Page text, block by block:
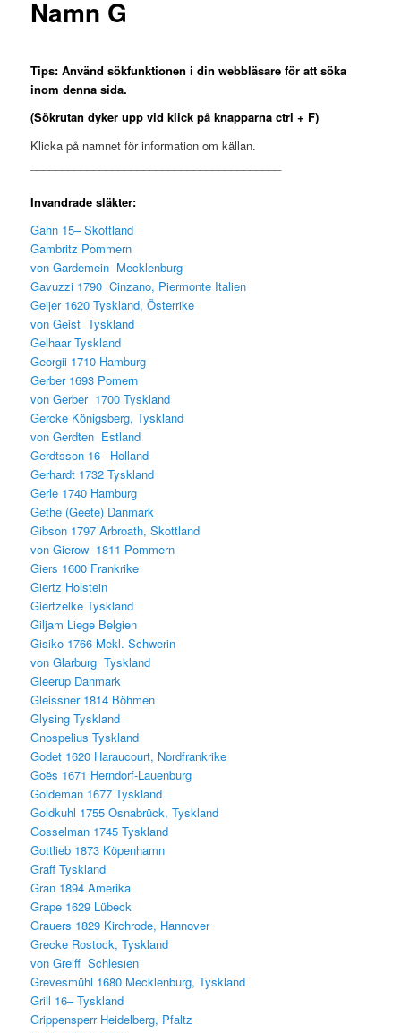
Namn G
Tips: Använd sökfunktionen i din webbläsare för att söka
inomdenna sida.
(Sökrutan dyker upp vid klick på knapparna ctrl + F)
Klicka på namnet för information om källan.
Invandrade släkter:
Gahn 15– Skottland
Gambritz Pommern
von Gardemein Mecklenburg
Gavuzzi 1790 Cinzano, Piermonte Italien
Geijer 1620 Tyskland, Österrike
von Geist Tyskland
Gelhaar Tyskland
Georgii 1710 Hamburg
Gerber 1693 Pomern
von Gerber 1700 Tyskland
Gercke Königsberg, Tyskland
von Gerdten Estland
Gerdtsson 16– Holland
Gerhardt 1732 Tyskland
Gerle 1740 Hamburg
Gethe (Geete) Danmark
Gibson 1797 Arbroath, Skottland
von Gierow 1811 Pommern
Giers 1600 Frankrike
Giertz Holstein
Giertzelke Tyskland
Giljam Liege Belgien
Gisiko 1766 Mekl. Schwerin
von Glarburg Tyskland
Gleerup Danmark
Gleissner 1814 Böhmen
Glysing Tyskland
Gnospelius Tyskland
Godet 1620 Haraucourt, Nordfrankrike
Goës 1671 Herndorf-Lauenburg
Goldeman 1677 Tyskland
Goldkuhl 1755 Osnabrück, Tyskland
Gosselman 1745 Tyskland
Gottlieb 1873 Köpenhamn
Graff Tyskland
Gran 1894 Amerika
Grape 1629 Lübeck
Grauers 1829 Kirchrode, Hannover
Grecke Rostock, Tyskland
von Greiff Schlesien
Grevesmühl 1680 Mecklenburg, Tyskland
Grill 16– Tyskland
Grippensperr Heidelberg, Pfaltz